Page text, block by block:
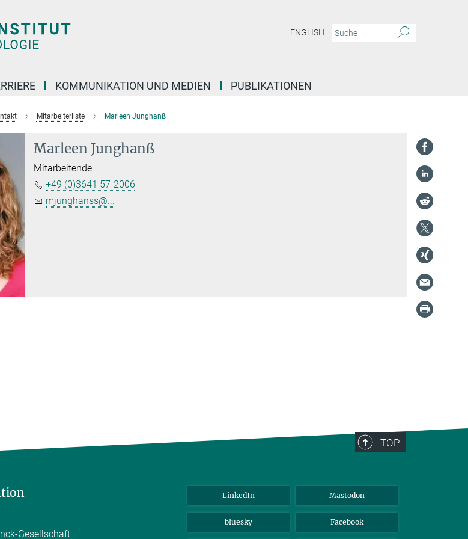
ENGLISH
KOMMUNIKATION UND MEDIEN PUBLIKATIONEN
Mitarbeiterliste Marleen Junghanß
Marleen Junghanß
Mitarbeitende
+49 (0)3641 57-2006
mjunghanss@...
TOP
Gesellschaft
LinkedIn Mastodon
bluesky Facebook